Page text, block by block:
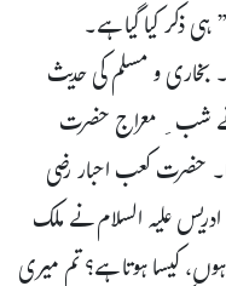
ذکر کیا گیا ہے۔
بخاری و مسلم کی حدیث
نے شب ِ معراج حضرت
حضرت کعب احبار رضی
علیہ السلام نے ملک
کیسا ہوتا ہے؟ تم میری